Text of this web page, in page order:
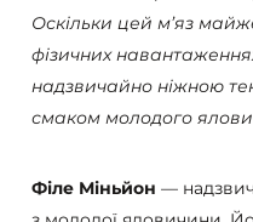
Оскільки цей м’яз
фізичних
надзвичайно ніжною
смаком молодого
Філе Міньйон —